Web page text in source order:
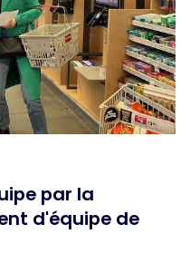
par la
d'équipe de